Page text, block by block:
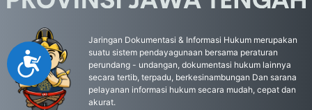
Accessibility
Jaringan Dokumentasi & Informasi Hukum merupakan
suatu sistem pendayagunaan bersama peraturan
perundang - undangan, dokumentasi hukum lainnya
secara tertib, terpadu, berkesinambungan Dan sarana
pelayanan informasi hukum secara mudah, cepat dan
akurat.